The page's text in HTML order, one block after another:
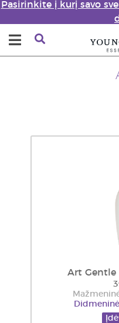
Pasirinkite į kurį savo
Art Gentle